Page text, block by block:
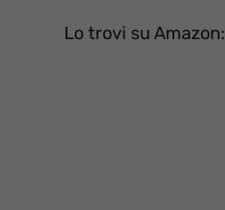
Lo trovi su Amazon: